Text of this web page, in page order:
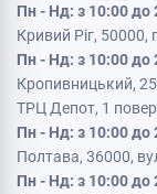
Пн - Нд: з 10:00 до
Кривий Ріг, 50000,
Пн - Нд: з 10:00 до
Кропивницький,
ТРЦ Депот, 1
Пн - Нд: з 10:00 до
Полтава, 36000,
Пн - Нд: з 10:00 до